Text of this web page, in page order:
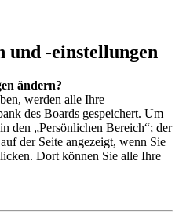
und -einstellungen
ändern?
werden alle Ihre
des Boards gespeichert. Um
den „Persönlichen Bereich“; der
der Seite angezeigt, wenn Sie
Dort können Sie alle Ihre